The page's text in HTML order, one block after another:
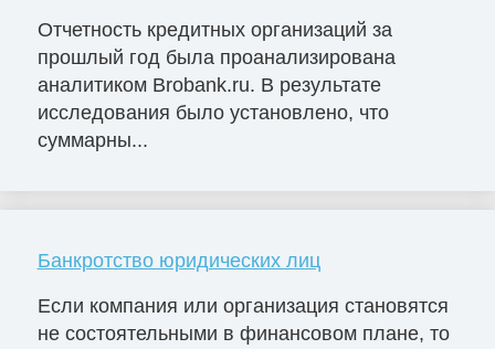
Отчетность кредитных организаций за
прошлый год была проанализирована
аналитиком Brobank.ru. В результате
исследования было установлено, что
суммарны...
Банкротство юридических лиц
Если компания или организация становятся
не состоятельными в финансовом плане, то